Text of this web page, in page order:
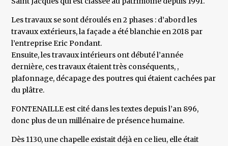
Les travaux se sont déroulés en 2 phases : d’abord les
travaux extérieurs, la façade a été blanchie en 2018 par
l’entreprise Eric Pondant.
Ensuite, les travaux intérieurs ont débuté l’année
dernière, ces travaux étaient très conséquents, ,
plafonnage, décapage des poutres qui étaient cachées par
du plâtre.
FONTENAILLE est cité dans les textes depuis l’an 896,
donc plus de un millénaire de présence humaine.
Dès 1130, une chapelle existait déjà en ce lieu, elle était